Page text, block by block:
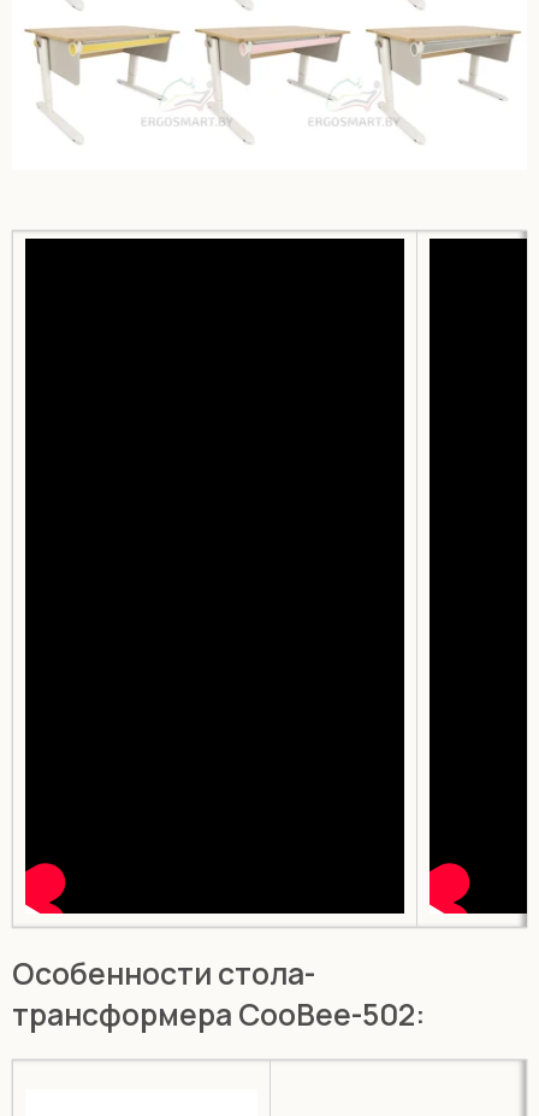
Особенности стола-
трансформера CooBee-502: